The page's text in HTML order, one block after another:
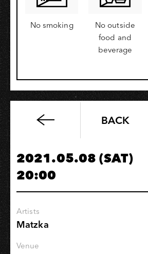
No smoking
No outside
food and
beverage
【原
《底
片
裡
的
爾》
BACK
2021.05.08 (SAT)
20:00
Artists
Matzka
Venue